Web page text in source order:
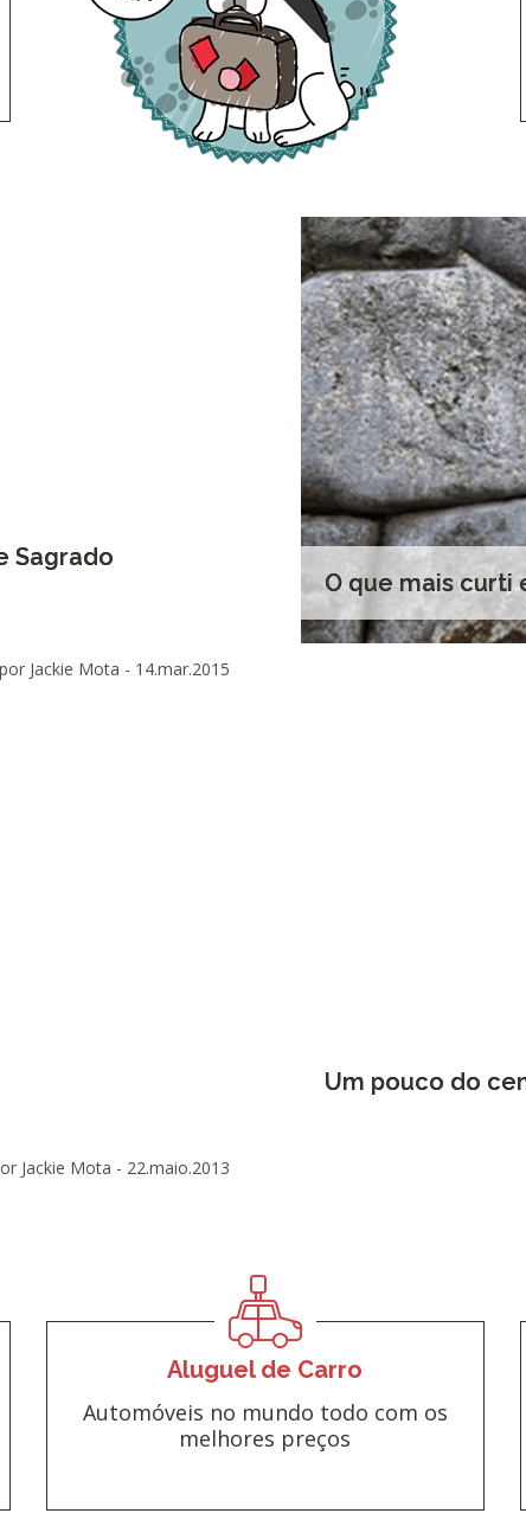
Sagrado
por Jackie Mota - 14.mar.2015
O que mais curti
Jackie Mota - 22.maio.2013
Um pouco do
Aluguel de Carro
Automóveis no mundo todo com os
melhores preços